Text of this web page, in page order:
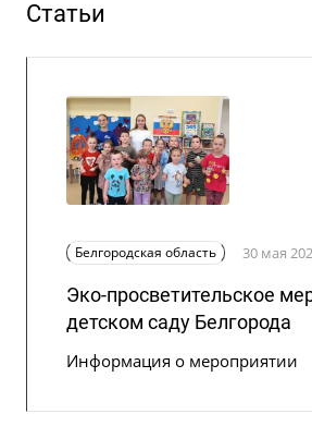
Статьи
Белгородская область 30 мая
Эко-просветительское
детском саду Белгорода
Информация о мероприятии